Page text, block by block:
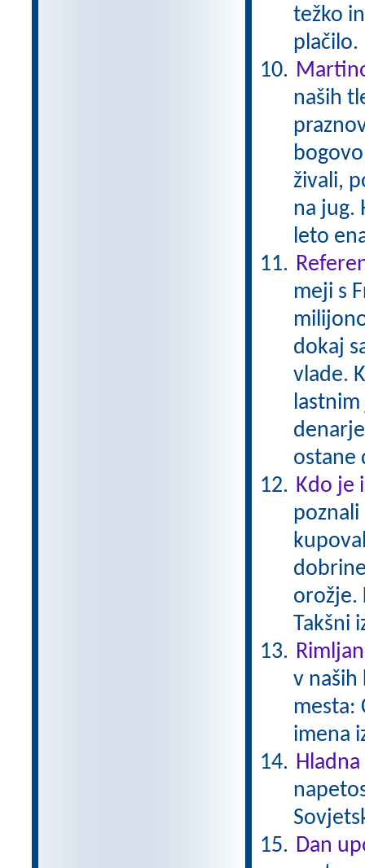
težko
naših
živali,
na jug.
leto
meji s
dokaj
vlade.
ostane
Kdo je
poznali
orožje.
Takšni
v naših
mesta:
imena
Dan